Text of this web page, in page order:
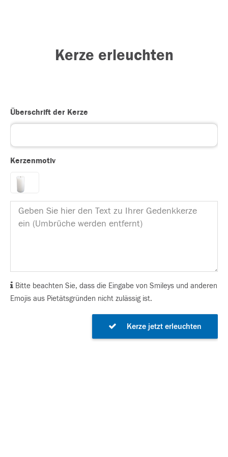
Kerze erleuchten
Überschrift der Kerze
Kerzenmotiv
Bitte beachten Sie, dass die Eingabe von Smileys und anderen
Emojis aus Pietätsgründen nicht zulässig ist.
Kerze jetzt erleuchten